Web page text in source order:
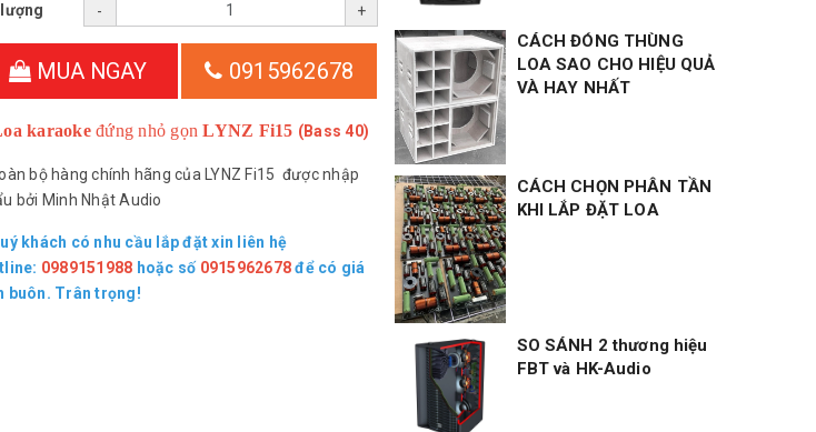
- +
MUA NGAY 0915962678
karaokeđứng nhỏ gọnLYNZ Fi15 (Bass 40)
bộ hàng chính hãng của LYNZ Fi15 được nhập
bởi Minh Nhật Audio
khách có nhu cầu lắp đặt xin liên hệ
0989151988 hoặc số 0915962678để có giá
buôn. Trân trọng!
CÁCH ĐÓNG THÙNG
LOA SAO CHO HIỆU QUẢ
VÀ HAY NHẤT
CÁCH CHỌN PHÂN TẦN
KHI LẮP ĐẶT LOA
SO SÁNH 2 thương hiệu
FBT và HK-Audio